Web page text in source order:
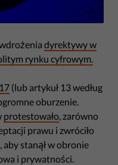
dyrektywy w
rynku cyfrowym.
(lub artykuł 13 według
oburzenie.
protestowało , zarówno
prawu i zwróciło
stanął w obronie
i prywatności.